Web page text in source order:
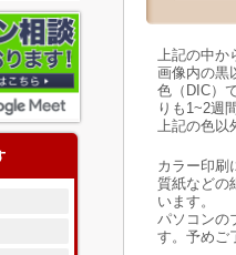
上記の中か
画像内の黒
色（DIC）
りも1~2週
上記の色以
カラー印刷
質紙などの
います。
パソコンの
す。予めご